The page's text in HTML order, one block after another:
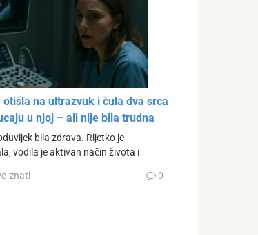
otišla na ultrazvuk i čula dva srca
u njoj – ali nije bila trudna
bila zdrava. Rijetko je
vodila je aktivan način života i
znati 0